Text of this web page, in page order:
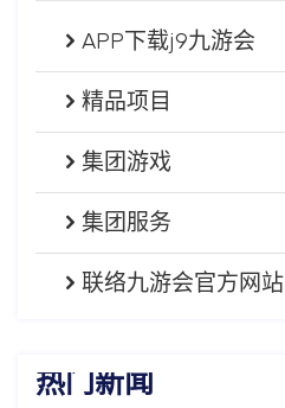
APP下载j9九游会
精品项目
集团游戏
集团服务
联络九游会官方网站
热门新闻